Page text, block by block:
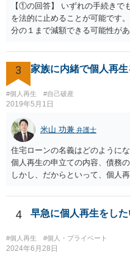
【①の回答】 いずれの手続きで
を法的に止めることが可能です
分の１まで減額できる可能性が
理的抵抗が小さい（個人差あり
の滞納分を除き，借金を返済
人再生・破産ともに，信用情報
ト）として登録されますので，
ことはできません。また，住宅
通らなくなるため，保証人を立
す。 ・ご家族名義の財産を処分
破産ともに，返済が困難な状況
場合が多いです。もっとも，手
できます。 ・個人再生・破産と
報に掲載されます。そのため，
はないかと心配される方がおら
５年間は返済を継続する必要が
きい場合，借金が減らない場合
3 家族に内緒で個人再
#個人再生 #自己破産
2019年5月1日
米山 功兼 弁護士
住宅ローンの名義はどのように
個人再生の申立ての内容、債務
しかし、だからといって、個人
ます。 一度ご相談いただければ
4 早急に個人再生をし
#個人再生 #個人・プライベート
2024年6月28日